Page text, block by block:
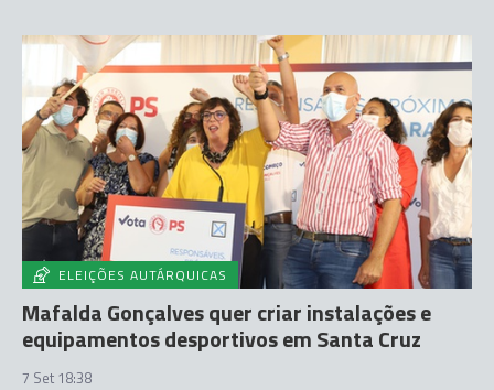
ELEIÇÕES AUTÁRQUICAS
Mafalda Gonçalves quer criar instalações e
equipamentos desportivos em Santa Cruz
7 Set 18:38